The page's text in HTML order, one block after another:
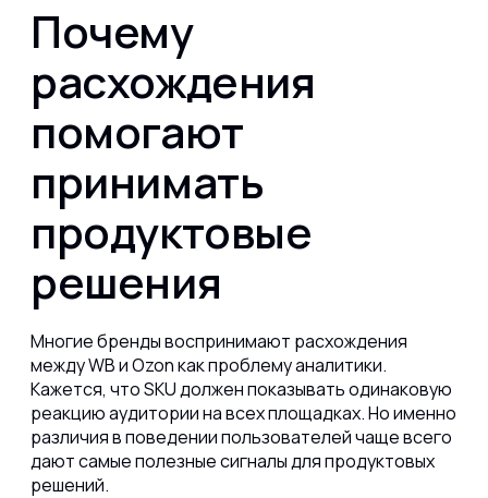
Почему
расхождения
помогают
принимать
продуктовые
решения
Многие бренды воспринимают расхождения
между WB и Ozon как проблему аналитики.
Кажется, что SKU должен показывать одинаковую
реакцию аудитории на всех площадках. Но именно
различия в поведении пользователей чаще всего
дают самые полезные сигналы для продуктовых
решений.